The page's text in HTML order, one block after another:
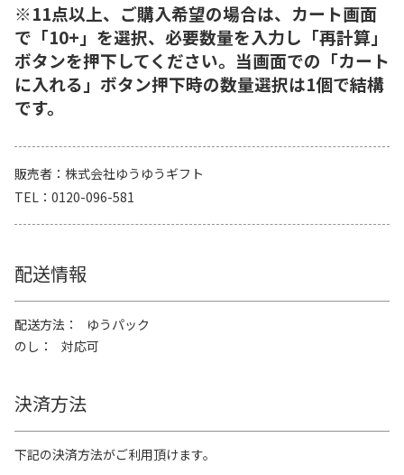
※11点以上、ご購入希望の場合は、カート画面
で「10+」を選択、必要数量を入力し「再計算」
ボタンを押下してください。当画面での「カート
に入れる」ボタン押下時の数量選択は1個で結構
です。
販売者
株式会社ゆうゆうギフト
TEL
0120-096-581
配送情報
配送方法
ゆうパック
のし
対応可
決済方法
下記の決済方法がご利用頂けます。